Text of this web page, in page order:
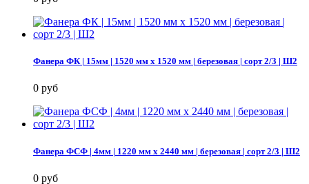
Фанера ФК | 15мм | 1520 мм х 1520 мм | березовая | сорт 2/3 | Ш2
0 руб
Фанера ФСФ | 4мм | 1220 мм х 2440 мм | березовая | сорт 2/3 | Ш2
0 руб